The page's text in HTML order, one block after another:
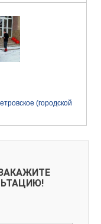
(городской